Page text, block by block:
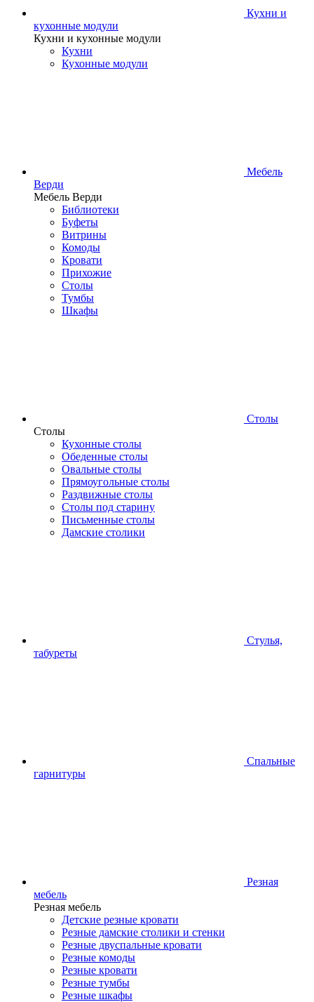
Кухни и
кухонные модули
Кухни и кухонные модули
Кухни
Кухонные модули
Мебель
Верди
Мебель Верди
Библиотеки
Буфеты
Витрины
Комоды
Кровати
Прихожие
Столы
Тумбы
Шкафы
Столы
Столы
Кухонные столы
Обеденные столы
Овальные столы
Прямоугольные столы
Раздвижные столы
Столы под старину
Письменные столы
Дамские столики
Стулья,
табуреты
Спальные
гарнитуры
Резная
мебель
Резная мебель
Детские резные кровати
Резные дамские столики и стенки
Резные двуспальные кровати
Резные комоды
Резные кровати
Резные тумбы
Резные шкафы